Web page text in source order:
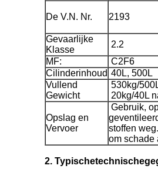
De V.N. Nr. 2193
Gevaarlijke
Klasse
2.2
MF:
C2F6
Cilinderinhoud 40L, 500L
Vullend
Gewicht
530kg/
20kg/40L
Opslag en
Vervoer
Gebruik,
stoffen
om schade
2.